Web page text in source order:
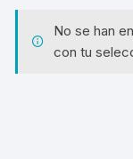
No se han
con tu